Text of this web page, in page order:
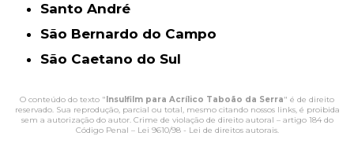
Santo André
São Bernardo do Campo
São Caetano do Sul
O conteúdo do texto "Insulfilm para Acrílico Taboão da Serra" é de direito
reservado. Sua reprodução, parcial ou total, mesmo citando nossos links, é proibida
sem a autorização do autor. Crime de violação de direito autoral – artigo 184 do
Código Penal – Lei 9610/98 - Lei de direitos autorais.